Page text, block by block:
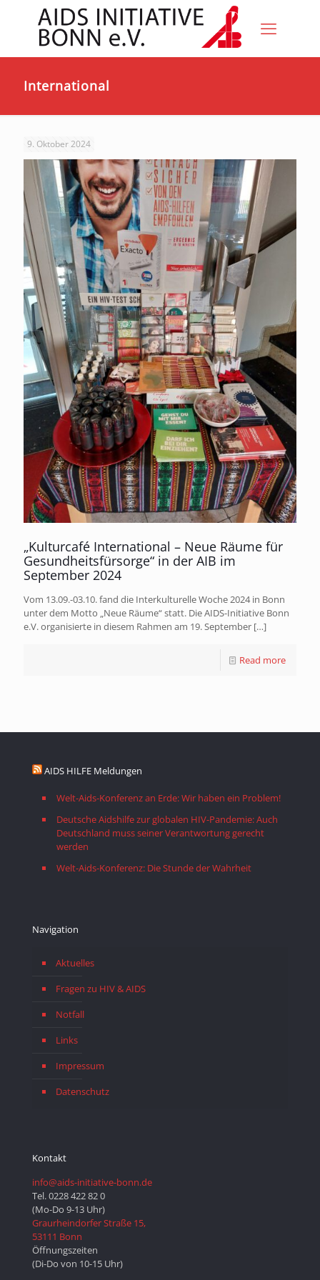
International
9. Oktober 2024
„Kulturcafé International – Neue Räume für
Gesundheitsfürsorge“ in der AIB im
September 2024
Vom 13.09.-03.10. fand die Interkulturelle Woche 2024 in Bonn
unter dem Motto „Neue Räume“ statt. Die AIDS-Initiative Bonn
e.V. organisierte in diesem Rahmen am 19. September […]
Read more
AIDS HILFE Meldungen
Welt-Aids-Konferenz an Erde: Wir haben ein Problem!
Deutsche Aidshilfe zur globalen HIV-Pandemie: Auch
Deutschland muss seiner Verantwortung gerecht
werden
Welt-Aids-Konferenz: Die Stunde der Wahrheit
Navigation
Aktuelles
Fragen zu HIV & AIDS
Notfall
Links
Impressum
Datenschutz
Kontakt
info@aids-initiative-bonn.de
Tel. 0228 422 82 0
(Mo-Do 9-13 Uhr)
Graurheindorfer Straße 15,
53111 Bonn
Öffnungszeiten
(Di-Do von 10-15 Uhr)